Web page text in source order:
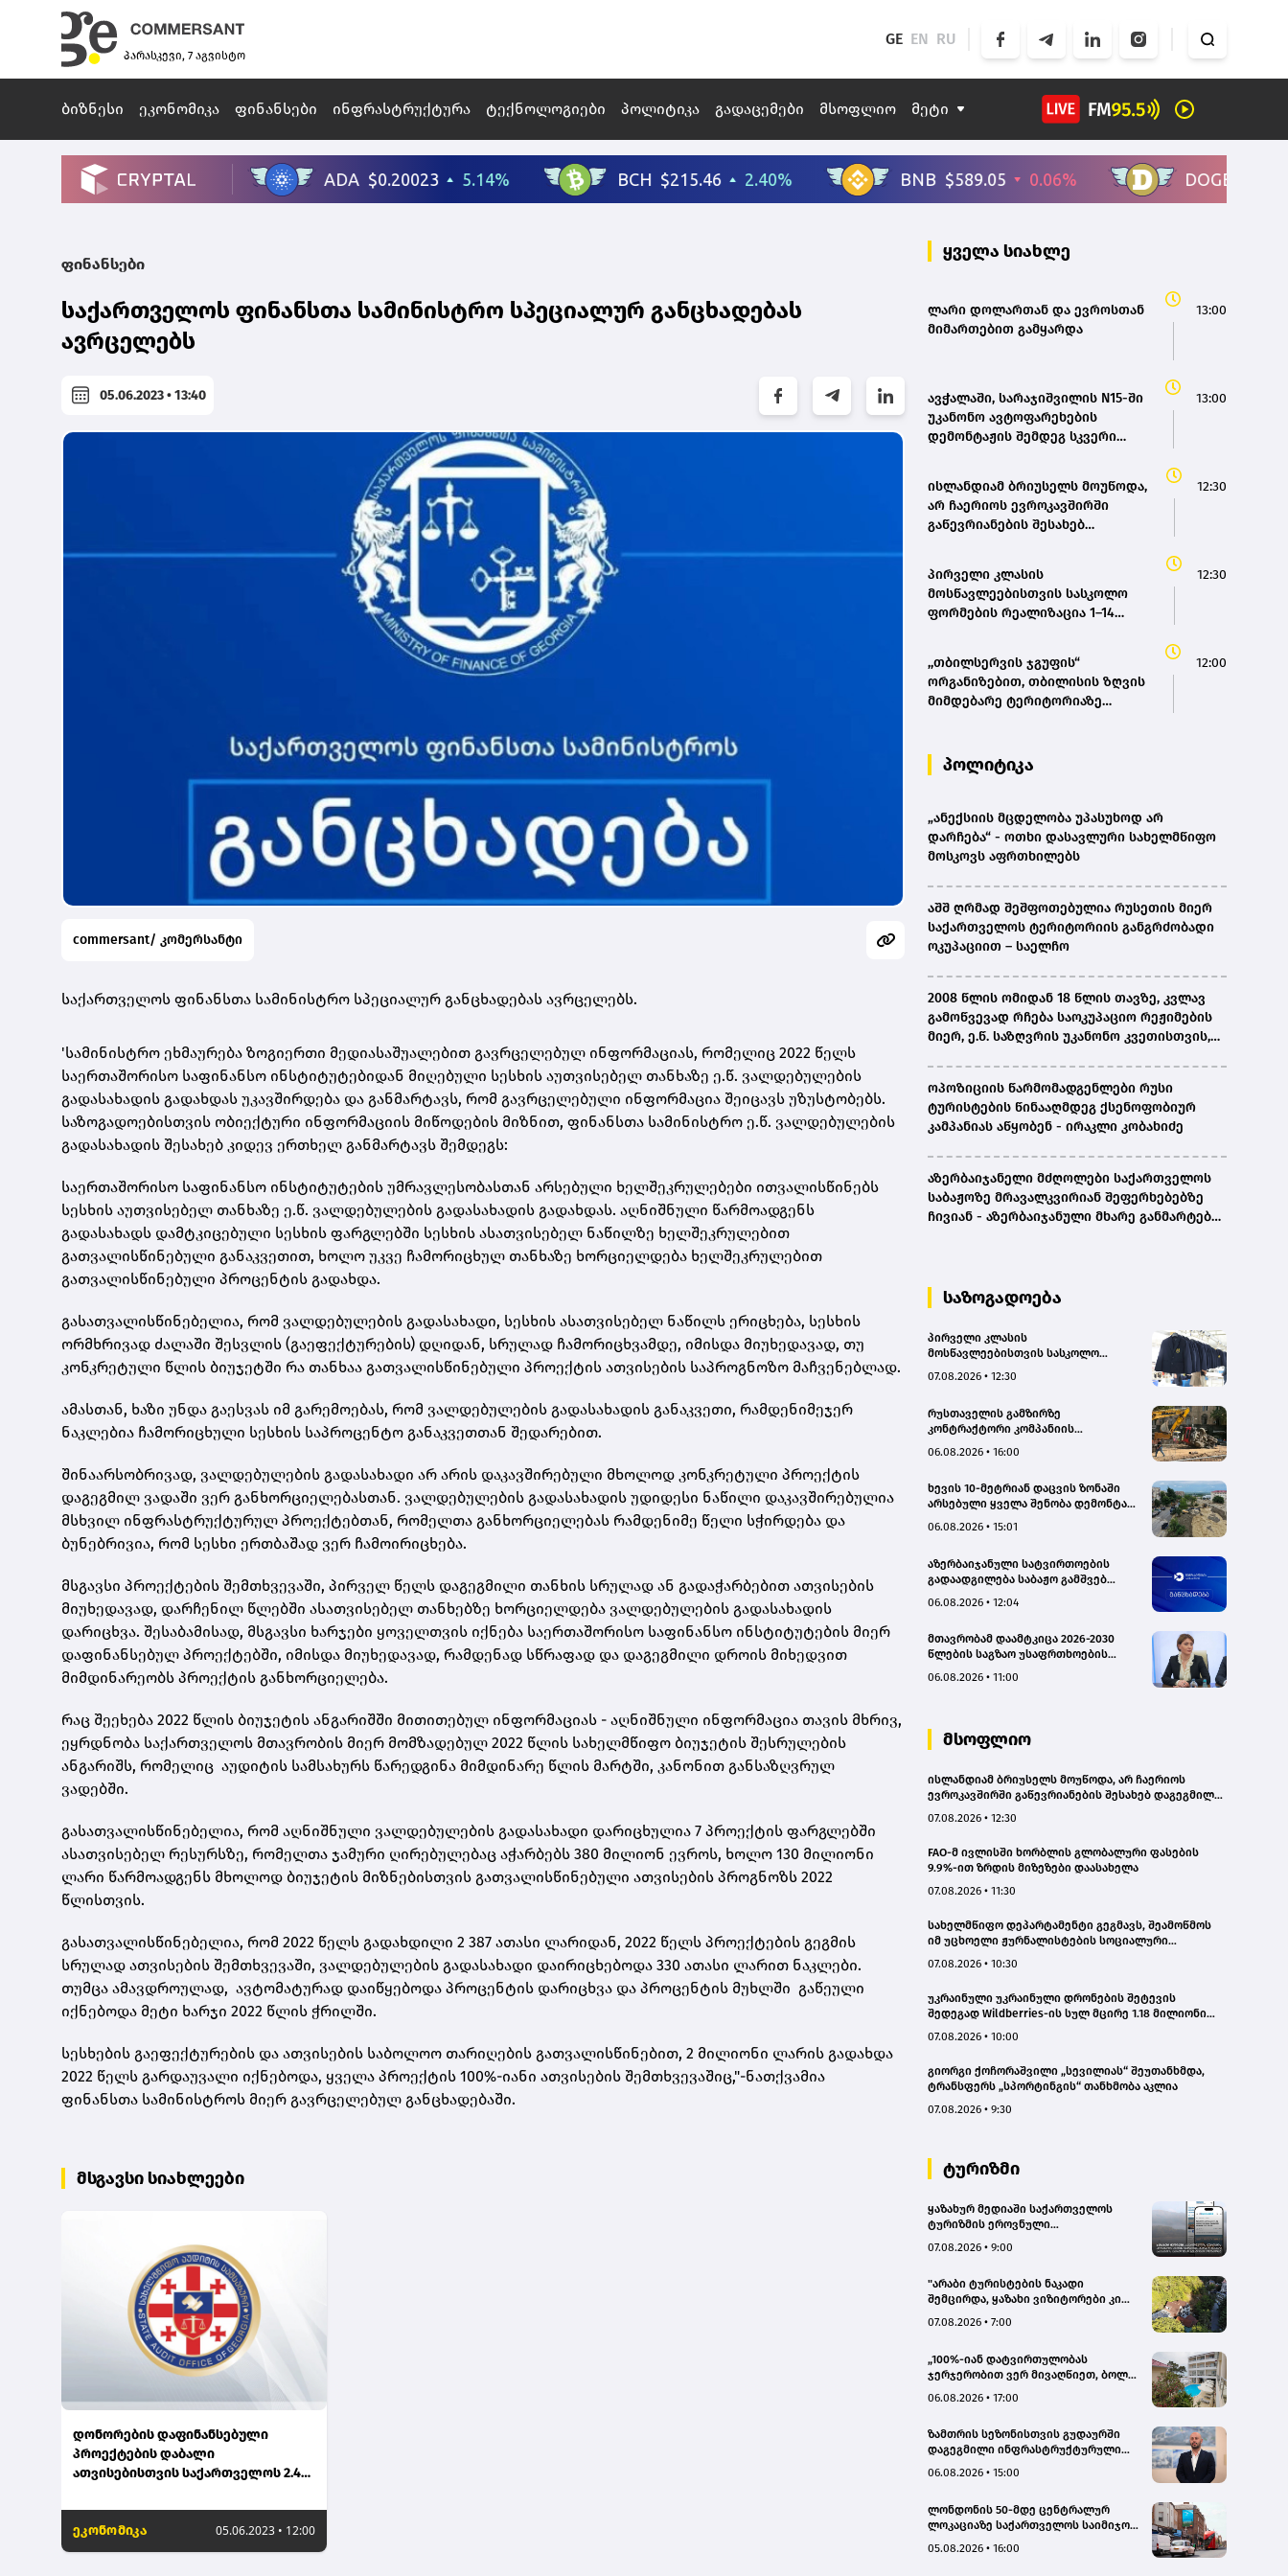
პარასკევი, 7 აგვისტო
GE EN RU
ბიზნესი ეკონომიკა ფინანსები ინფრასტრუქტურა ტექნოლოგიები პოლიტიკა გადაცემები მსოფლიო მეტი
ფინანსები
საქართველოს ფინანსთა სამინისტრო სპეციალურ განცხადებას
ავრცელებს
05.06.2023 • 13:40
commersant/ კომერსანტი
საქართველოს ფინანსთა სამინისტრო სპეციალურ განცხადებას ავრცელებს.
'სამინისტრო ეხმაურება ზოგიერთი მედიასაშუალებით გავრცელებულ ინფორმაციას, რომელიც 2022 წელს
საერთაშორისო საფინანსო ინსტიტუტებიდან მიღებული სესხის აუთვისებელ თანხაზე ე.წ. ვალდებულების
გადასახადის გადახდას უკავშირდება და განმარტავს, რომ გავრცელებული ინფორმაცია შეიცავს უზუსტობებს.
საზოგადოებისთვის ობიექტური ინფორმაციის მიწოდების მიზნით, ფინანსთა სამინისტრო ე.წ. ვალდებულების
გადასახადის შესახებ კიდევ ერთხელ განმარტავს შემდეგს:
საერთაშორისო საფინანსო ინსტიტუტების უმრავლესობასთან არსებული ხელშეკრულებები ითვალისწინებს
სესხის აუთვისებელ თანხაზე ე.წ. ვალდებულების გადასახადის გადახდას. აღნიშნული წარმოადგენს
გადასახადს დამტკიცებული სესხის ფარგლებში სესხის ასათვისებელ ნაწილზე ხელშეკრულებით
გათვალისწინებული განაკვეთით, ხოლო უკვე ჩამორიცხულ თანხაზე ხორციელდება ხელშეკრულებით
გათვალისწინებული პროცენტის გადახდა.
გასათვალისწინებელია, რომ ვალდებულების გადასახადი, სესხის ასათვისებელ ნაწილს ერიცხება, სესხის
ორმხრივად ძალაში შესვლის (გაეფექტურების) დღიდან, სრულად ჩამორიცხვამდე, იმისდა მიუხედავად, თუ
კონკრეტული წლის ბიუჯეტში რა თანხაა გათვალისწინებული პროექტის ათვისების საპროგნოზო მაჩვენებლად.
ამასთან, ხაზი უნდა გაესვას იმ გარემოებას, რომ ვალდებულების გადასახადის განაკვეთი, რამდენიმეჯერ
ნაკლებია ჩამორიცხული სესხის საპროცენტო განაკვეთთან შედარებით.
შინაარსობრივად, ვალდებულების გადასახადი არ არის დაკავშირებული მხოლოდ კონკრეტული პროექტის
დაგეგმილ ვადაში ვერ განხორციელებასთან. ვალდებულების გადასახადის უდიდესი ნაწილი დაკავშირებულია
მსხვილ ინფრასტრუქტურულ პროექტებთან, რომელთა განხორციელებას რამდენიმე წელი სჭირდება და
ბუნებრივია, რომ სესხი ერთბაშად ვერ ჩამოირიცხება.
მსგავსი პროექტების შემთხვევაში, პირველ წელს დაგეგმილი თანხის სრულად ან გადაჭარბებით ათვისების
მიუხედავად, დარჩენილ წლებში ასათვისებელ თანხებზე ხორციელდება ვალდებულების გადასახადის
დარიცხვა. შესაბამისად, მსგავსი ხარჯები ყოველთვის იქნება საერთაშორისო საფინანსო ინსტიტუტების მიერ
დაფინანსებულ პროექტებში, იმისდა მიუხედავად, რამდენად სწრაფად და დაგეგმილი დროის მიხედვით
მიმდინარეობს პროექტის განხორციელება.
რაც შეეხება 2022 წლის ბიუჯეტის ანგარიშში მითითებულ ინფორმაციას - აღნიშნული ინფორმაცია თავის მხრივ,
ეყრდნობა საქართველოს მთავრობის მიერ მომზადებულ 2022 წლის სახელმწიფო ბიუჯეტის შესრულების
ანგარიშს, რომელიც აუდიტის სამსახურს წარედგინა მიმდინარე წლის მარტში, კანონით განსაზღვრულ
ვადებში.
გასათვალისწინებელია, რომ აღნიშნული ვალდებულების გადასახადი დარიცხულია 7 პროექტის ფარგლებში
ასათვისებელ რესურსზე, რომელთა ჯამური ღირებულებაც აჭარბებს 380 მილიონ ევროს, ხოლო 130 მილიონი
ლარი წარმოადგენს მხოლოდ ბიუჯეტის მიზნებისთვის გათვალისწინებული ათვისების პროგნოზს 2022
წლისთვის.
გასათვალისწინებელია, რომ 2022 წელს გადახდილი 2 387 ათასი ლარიდან, 2022 წელს პროექტების გეგმის
სრულად ათვისების შემთხვევაში, ვალდებულების გადასახადი დაირიცხებოდა 330 ათასი ლარით ნაკლები.
თუმცა ამავდროულად, ავტომატურად დაიწყებოდა პროცენტის დარიცხვა და პროცენტის მუხლში გაწეული
იქნებოდა მეტი ხარჯი 2022 წლის ჭრილში.
სესხების გაეფექტურების და ათვისების საბოლოო თარიღების გათვალისწინებით, 2 მილიონი ლარის გადახდა
2022 წელს გარდაუვალი იქნებოდა, ყველა პროექტის 100%-იანი ათვისების შემთხვევაშიც,"-ნათქვამია
ფინანსთა სამინისტროს მიერ გავრცელებულ განცხადებაში.
მსგავსი სიახლეები
დონორების დაფინანსებული
პროექტების დაბალი
ათვისებისთვის საქართველოს 2.4
აუდიტის სამსახური
ეკონომიკა
05.06.2023 • 12:00
ყველა სიახლე
ლარი დოლართან და ევროსთან
მიმართებით გამყარდა
13:00
ავჭალაში, სარაჯიშვილის N15-ში
უკანონო ავტოფარეხების
დემონტაჟის შემდეგ სკვერი
13:00
ისლანდიამ ბრიუსელს მოუწოდა,
არ ჩაერიოს ევროკავშირში
გაწევრიანების შესახებ
12:30
პირველი კლასის
მოსწავლეებისთვის სასკოლო
ფორმების რეალიზაცია 1–14
12:30
,,თბილსერვის ჯგუფის“
ორგანიზებით, თბილისის ზღვის
მიმდებარე ტერიტორიაზე
12:00
პოლიტიკა
„ანექსიის მცდელობა უპასუხოდ არ
დარჩება“ - ოთხი დასავლური სახელმწიფო
მოსკოვს აფრთხილებს
აშშ ღრმად შეშფოთებულია რუსეთის მიერ
საქართველოს ტერიტორიის განგრძობადი
ოკუპაციით – საელჩო
2008 წლის ომიდან 18 წლის თავზე, კვლავ
გამოწვევად რჩება საოკუპაციო რეჟიმების
მიერ, ე.წ. საზღვრის უკანონო კვეთისთვის,
ენაზე განათლების ხელმისაწვდომობა-
სახალხო დამცველი
ოპოზიციის წარმომადგენლები რუსი
ტურისტების წინააღმდეგ ქსენოფობიურ
კამპანიას აწყობენ - ირაკლი კობახიძე
აზერბაიჯანელი მძღოლები საქართველოს
საბაჟოზე მრავალკვირიან შეფერხებებზე
ჩივიან - აზერბაიჯანული მხარე განმარტებას
საზოგადოება
პირველი კლასის
მოსწავლეებისთვის სასკოლო
სექტემბრის პერიოდში
07.08.2026 • 12:30
რუსთაველის გამზირზე
კონტრაქტორი კომპანიის
ახლოს იმოძრავა, რამაც ნიადაგის
გამოიწვია, გადაბრუნდა
ავტომანქანა - თვითმცლელში
იმყოფებოდა მცირეწლოვანი ბავშვი
06.08.2026 • 16:00
ხევის 10-მეტრიან დაცვის ზონაში
არსებული ყველა შენობა დემონტაჟს
06.08.2026 • 15:01
აზერბაიჯანული სატვირთოების
გადაადგილება საბაჟო გამშვებ
მიმდინარეობს- შემოსავლების
06.08.2026 • 12:04
მთავრობამ დაამტკიცა 2026-2030
წლების საგზაო უსაფრთხოების
სამოქმედო გეგმა – თამარ
06.08.2026 • 11:00
მსოფლიო
ისლანდიამ ბრიუსელს მოუწოდა, არ ჩაერიოს
ევროკავშირში გაწევრიანების შესახებ დაგეგმილ
07.08.2026 • 12:30
FAO-მ ივლისში ხორბლის გლობალური ფასების
9.9%-ით ზრდის მიზეზები დაასახელა
07.08.2026 • 11:30
სახელმწიფო დეპარტამენტი გეგმავს, შეამოწმოს
იმ უცხოელი ჟურნალისტების სოციალური
ვიზას ითხოვენ – „როიტერი“
07.08.2026 • 10:30
უკრაინული უკრაინული დრონების შეტევის
შედეგად Wildberries-ის სულ მცირე 1.18 მილიონი
07.08.2026 • 10:00
გიორგი ქოჩორაშვილი „სევილიას“ შეუთანხმდა,
ტრანსფერს „სპორტინგის“ თანხმობა აკლია
07.08.2026 • 9:30
ტურიზმი
ყაზახურ მედიაში საქართველოს
ტურიზმის ეროვნული
კამპანიის ფარგლებში სტატიები
07.08.2026 • 9:00
"არაბი ტურისტების ნაკადი
შემცირდა, ყაზახი ვიზიტორები კი
Hotel
07.08.2026 • 7:00
„100%-იან დატვირთულობას
ჯერჯერობით ვერ მივაღწიეთ, ბოლო
გაუქმდა“ - Kobuleti Beach Club
06.08.2026 • 17:00
ზამთრის სეზონისთვის გუდაურში
დაგეგმილი ინფრასტრუქტურული
გუდაურის ტურისტული
დარსალია
06.08.2026 • 15:00
ლონდონის 50-მდე ცენტრალურ
ლოკაციაზე საქართველოს საიმიჯო
05.08.2026 • 16:00